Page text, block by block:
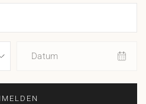
Datum